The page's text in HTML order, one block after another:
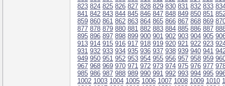
823 824 825 826 827 828 829 830 831 832 833
841 842 843 844 845 846 847 848 849 850 851
859 860 861 862 863 864 865 866 867 868 869
877 878 879 880 881 882 883 884 885 886 887
895 896 897 898 899 900 901 902 903 904 905
913 914 915 916 917 918 919 920 921 922 923
931 932 933 934 935 936 937 938 939 940 941
949 950 951 952 953 954 955 956 957 958 959
967 968 969 970 971 972 973 974 975 976 977
985 986 987 988 989 990 991 992 993 994 995
1002 1003 1004 1005 1006 1007 1008 1009 1010